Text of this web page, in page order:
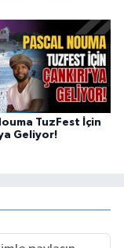
TuzFest İçin
Geliyor!